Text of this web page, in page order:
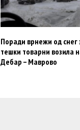
Поради врнежи од снег
тешки товарни возила
Дебар – Маврово